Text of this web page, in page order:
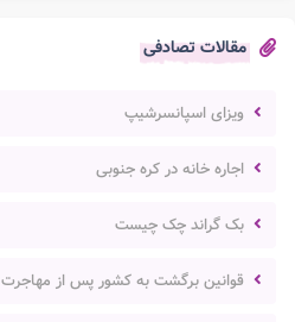
مقالات تصادفی
ویزای اسپانسرشیپ
اجاره خانه در کره جنوبی
بک گراند چک چیست
قوانین برگشت به کشور پس از مهاجرت